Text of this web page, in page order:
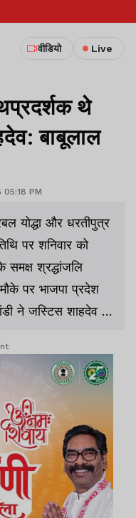
वीडियो Live
थे
बाबूलाल
05:18 PM
योद्धा और धरतीपुत्र
पर शनिवार को
समक्ष श्रद्धांजलि
पर भाजपा प्रदेश
ने जस्टिस शाहदेव के